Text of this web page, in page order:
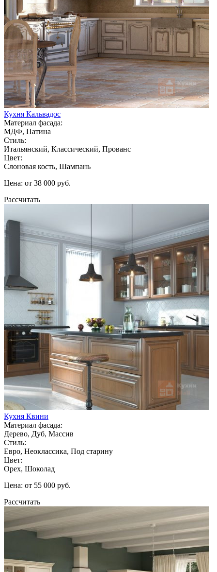
Кухня Кальвадос
Материал фасада:
МДФ, Патина
Стиль:
Итальянский, Классический, Прованс
Цвет:
Слоновая кость, Шампань
Цена: от 38 000 руб.
Рассчитать
Кухня Квини
Материал фасада:
Дерево, Дуб, Массив
Стиль:
Евро, Неоклассика, Под старину
Цвет:
Орех, Шоколад
Цена: от 55 000 руб.
Рассчитать